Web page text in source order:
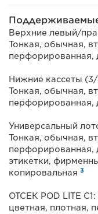
Верхние левый/
Тонкая, обычная,
перфорированная,
Нижние кассеты
Тонкая, обычная,
перфорированная,
Универсальный
Тонкая, обычная,
перфорированная,
этикетки,
копировальная 3
ОТСЕК POD LITE
цветная, плотная,